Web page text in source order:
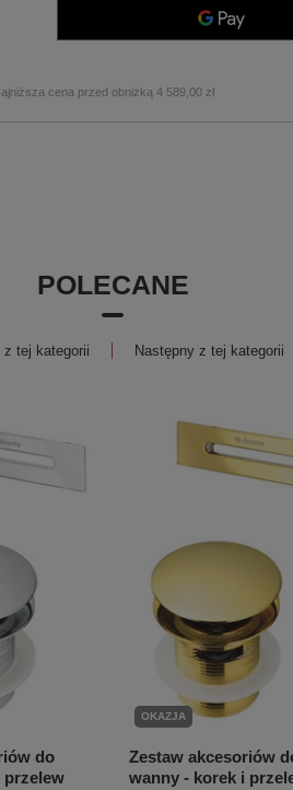
cena przed obniżką 4 589,00 zł
POLECANE
z tej kategorii
do
przelew
OKAZJA
Zestaw akcesoriów
wanny - korek i
Następny z tej kategorii